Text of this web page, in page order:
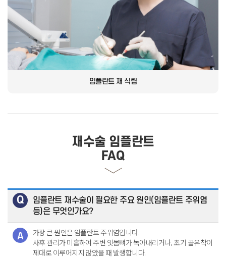
임플란트 재 식립
재수술 임플란트
FAQ
임플란트 재수술이 필요한 주요 원인(임플란트 주위염
등)은 무엇인가요?
가장 큰 원인은 임플란트 주위염입니다.
사후 관리가 미흡하여 주변 잇몸뼈가 녹아내리거나, 초기 골유착이
제대로 이루어지지 않았을 때 발생합니다.